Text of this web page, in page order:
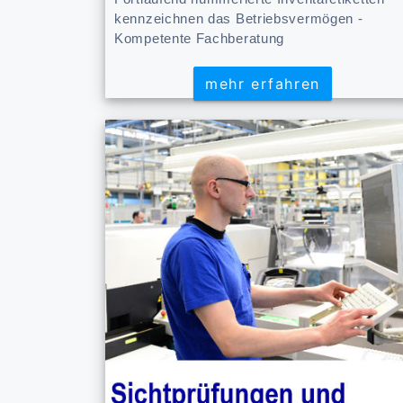
kennzeichnen das Betriebsvermögen -
Kompetente Fachberatung
mehr erfahren
mehr erfahren